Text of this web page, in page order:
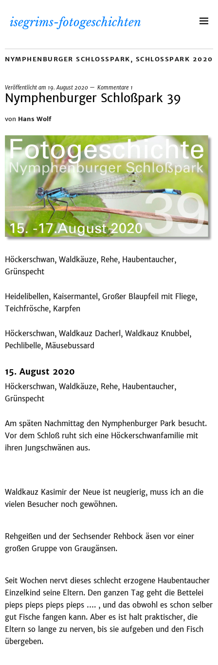
isegrims-fotogeschichten
NYMPHENBURGER SCHLOSSPARK , SCHLOSSPARK 2020
Veröffentlicht am 19. August 2020 Kommentare 1
Nymphenburger Schloßpark 39
von Hans Wolf
Höckerschwan, Waldkäuze, Rehe, Haubentaucher,
Grünspecht
Heidelibellen, Kaisermantel, Großer Blaupfeil mit Fliege,
Teichfrösche, Karpfen
Höckerschwan, Waldkauz Dacherl, Waldkauz Knubbel,
Pechlibelle, Mäusebussard
15. August 2020
Höckerschwan, Waldkäuze, Rehe, Haubentaucher,
Grünspecht
Am späten Nachmittag den Nymphenburger Park besucht.
Vor dem Schloß ruht sich eine Höckerschwanfamilie mit
ihren Jungschwänen aus.
Waldkauz Kasimir der Neue ist neugierig, muss ich an die
vielen Besucher noch gewöhnen.
Rehgeißen und der Sechsender Rehbock äsen vor einer
großen Gruppe von Graugänsen.
Seit Wochen nervt dieses schlecht erzogene Haubentaucher
Einzelkind seine Eltern. Den ganzen Tag geht die Bettelei
pieps pieps pieps pieps …. , und das obwohl es schon selber
gut Fische fangen kann. Aber es ist halt praktischer, die
Eltern so lange zu nerven, bis sie aufgeben und den Fisch
übergeben.